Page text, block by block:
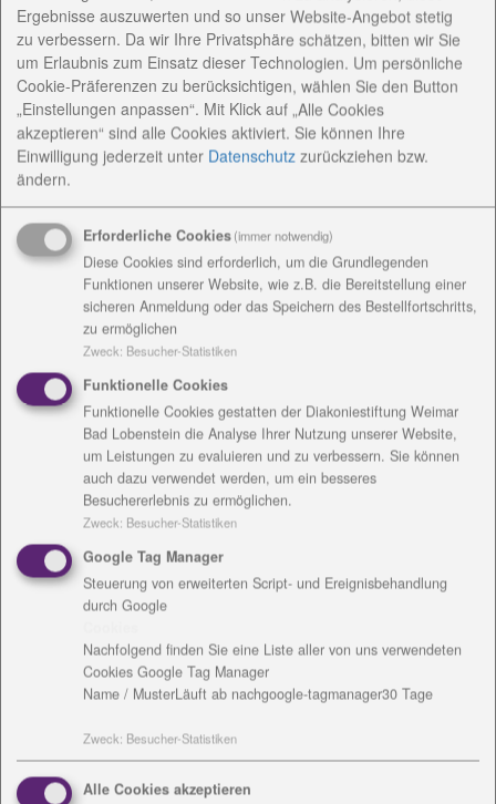
Öffnungszeiten:nach Vereinbarung
Bitte melden Sie sich per Mail an:
Kerzenstall@diakonie-wl.de
Bei uns erwartet Sie eine einzigartige Vielfalt an
Möglichkeiten rund um das Thema Kerzenziehen und
kreative Kerzenherstellung. Wir bieten Ihnen für ihre
Freizeitgestaltung, Treffen für kleine Gruppen und
Feierlichkeiten an.
Das Angebot der Kreativwerkstatt ist geeignet für:
• Kindergeburtstage, Wandertage,
Seniorennachmittage
• Seminare
• Kinder, Familien, Schulklassen und
Hortgruppen
• Adventsnachmittage und Weihnachtsfeiern
• Senioren oder Menschen mit
Einschränkungen und alle, die einen Ort für
Veranstaltungen in entspannter und kreativer
Atmosphäre suchen.
AnsprechpartnerInnen
Konzeptionelle Arbeit
Angebote / Kosten
Ergebnisse auszuwerten und so unser Website-Angebot stetig
zu verbessern. Da wir Ihre Privatsphäre schätzen, bitten wir Sie
um Erlaubnis zum Einsatz dieser Technologien. Um persönliche
Cookie-Präferenzen zu berücksichtigen, wählen Sie den Button
„Einstellungen anpassen“. Mit Klick auf „Alle Cookies
akzeptieren“ sind alle Cookies aktiviert. Sie können Ihre
Einwilligung jederzeit unter Datenschutz zurückziehen bzw.
ändern.
Erforderliche Cookies(immer notwendig)
Diese Cookies sind erforderlich, um die Grundlegenden
Funktionen unserer Website, wie z.B. die Bereitstellung einer
sicheren Anmeldung oder das Speichern des Bestellfortschritts,
zu ermöglichen
Zweck: Besucher-Statistiken
Funktionelle Cookies
Funktionelle Cookies gestatten der Diakoniestiftung Weimar
Bad Lobenstein die Analyse Ihrer Nutzung unserer Website,
um Leistungen zu evaluieren und zu verbessern. Sie können
auch dazu verwendet werden, um ein besseres
Besuchererlebnis zu ermöglichen.
Zweck: Besucher-Statistiken
Google Tag Manager
Steuerung von erweiterten Script- und Ereignisbehandlung
durch Google
Nachfolgend finden Sie eine Liste aller von uns verwendeten
Cookies Google Tag Manager
Name / MusterLäuft ab nachgoogle-tagmanager30 Tage
Zweck: Besucher-Statistiken
Alle Cookies akzeptieren